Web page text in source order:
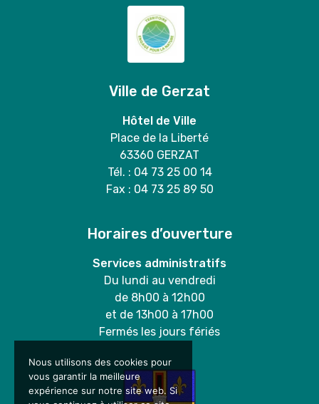
Ville de Gerzat
Hôtel de Ville
Place de la Liberté
63360 GERZAT
Tél. : 04 73 25 00 14
Fax : 04 73 25 89 50
Horaires d’ouverture
Services administratifs
Du lundi au vendredi
de 8h00 à 12h00
et de 13h00 à 17h00
Fermés les jours fériés
Nous utilisons des cookies pour
vous garantir la meilleure
expérience sur notre site web. Si